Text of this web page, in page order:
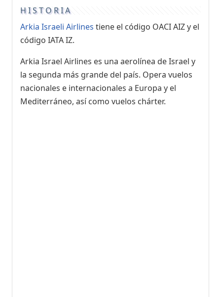
HISTORIA
Arkia Israeli Airlines tiene el código OACI AIZ y el
código IATA IZ.
Arkia Israel Airlines es una aerolínea de Israel y
la segunda más grande del país. Opera vuelos
nacionales e internacionales a Europa y el
Mediterráneo, así como vuelos chárter.